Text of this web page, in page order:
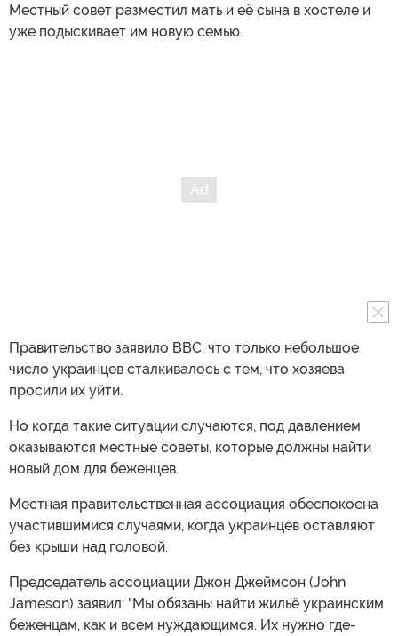
Местный совет разместил мать и её сына в хостеле и
уже подыскивает им новую семью.
Правительство заявило BBC, что только небольшое
число украинцев сталкивалось с тем, что хозяева
просили их уйти.
Но когда такие ситуации случаются, под давлением
оказываются местные советы, которые должны найти
новый дом для беженцев.
Местная правительственная ассоциация обеспокоена
участившимися случаями, когда украинцев оставляют
без крыши над головой.
Председатель ассоциации Джон Джеймсон (John
Jameson) заявил: "Мы обязаны найти жильё украинским
беженцам, как и всем нуждающимся. Их нужно где-